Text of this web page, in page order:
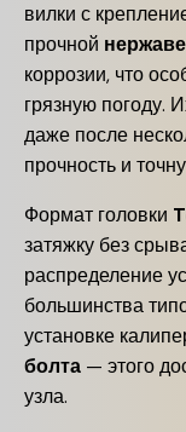
вилки с
прочной
коррозии, что
грязную погоду.
даже после
прочность и
Формат головки
затяжку без
распределение
большинства
установке
болта — этого
узла.